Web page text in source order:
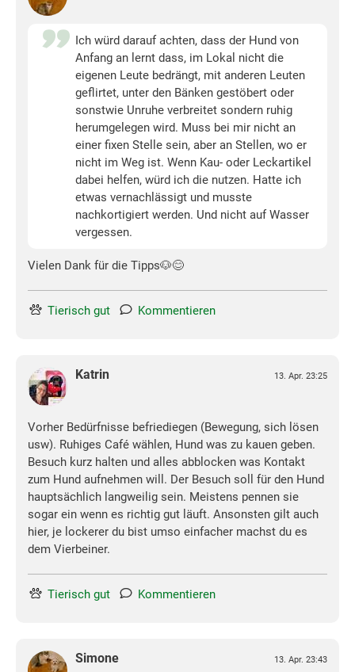
Ich würd darauf achten, dass der Hund von
Anfang an lernt dass, im Lokal nicht die
eigenen Leute bedrängt, mit anderen Leuten
geflirtet, unter den Bänken gestöbert oder
sonstwie Unruhe verbreitet sondern ruhig
herumgelegen wird. Muss bei mir nicht an
einer fixen Stelle sein, aber an Stellen, wo er
nicht im Weg ist. Wenn Kau- oder Leckartikel
dabei helfen, würd ich die nutzen. Hatte ich
etwas vernachlässigt und musste
nachkortigiert werden. Und nicht auf Wasser
vergessen.
Vielen Dank für die Tipps🐶😊
Tierisch gut Kommentieren
Katrin 13. Apr. 23:25
Vorher Bedürfnisse befriediegen (Bewegung, sich lösen
usw). Ruhiges Café wählen, Hund was zu kauen geben.
Besuch kurz halten und alles abblocken was Kontakt
zum Hund aufnehmen will. Der Besuch soll für den Hund
hauptsächlich langweilig sein. Meistens pennen sie
sogar ein wenn es richtig gut läuft. Ansonsten gilt auch
hier, je lockerer du bist umso einfacher machst du es
dem Vierbeiner.
Tierisch gut Kommentieren
Simone 13. Apr. 23:43